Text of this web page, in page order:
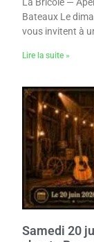
La Bricole —
Bateaux Le
vous invitent à
Lire la suite »
Samedi 20